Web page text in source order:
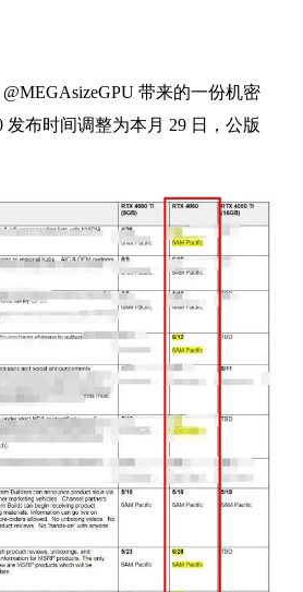
带来的一份机密
发布时间调整为本月 29 日，公版